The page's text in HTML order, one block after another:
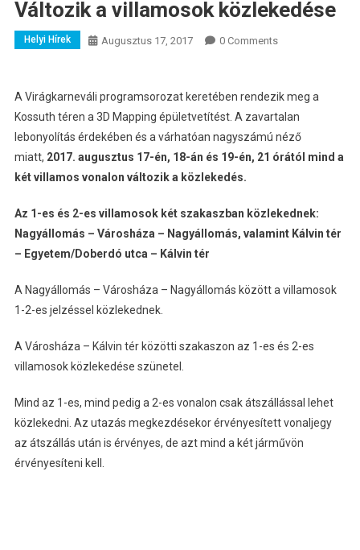
Változik a villamosok közlekedése
Helyi Hírek Augusztus 17, 2017 0 Comments
A Virágkarneváli programsorozat keretében rendezik meg a
Kossuth téren a 3D Mapping épületvetítést. A zavartalan
lebonyolítás érdekében és a várhatóan nagyszámú néző
miatt, 2017. augusztus 17-én, 18-án és 19-én, 21 órától mind a
két villamos vonalon változik a közlekedés.
Az 1-es és 2-es villamosok két szakaszban közlekednek:
Nagyállomás – Városháza – Nagyállomás, valamint Kálvin tér
– Egyetem/Doberdó utca – Kálvin tér
A Nagyállomás – Városháza – Nagyállomás között a villamosok
1-2-es jelzéssel közlekednek.
A Városháza – Kálvin tér közötti szakaszon az 1-es és 2-es
villamosok közlekedése szünetel.
Mind az 1-es, mind pedig a 2-es vonalon csak átszállással lehet
közlekedni. Az utazás megkezdésekor érvényesített vonaljegy
az átszállás után is érvényes, de azt mind a két járművön
érvényesíteni kell.